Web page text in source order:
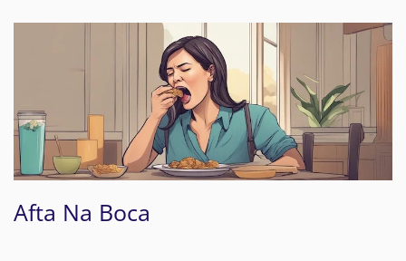
Afta Na Boca